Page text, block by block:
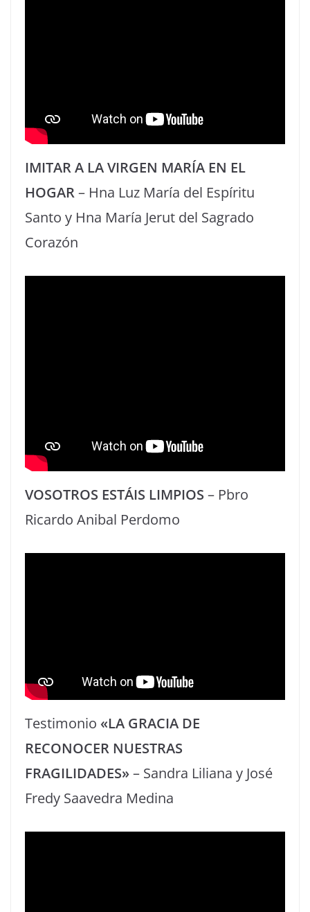
IMITAR A LA VIRGEN MARÍA EN EL
HOGAR– Hna Luz María del Espíritu
Santo y Hna María Jerut del Sagrado
Corazón
VOSOTROS ESTÁIS LIMPIOS – Pbro
Ricardo Anibal Perdomo
Testimonio «LA GRACIA DE
RECONOCER NUESTRAS
FRAGILIDADES»– Sandra Liliana y José
Fredy Saavedra Medina